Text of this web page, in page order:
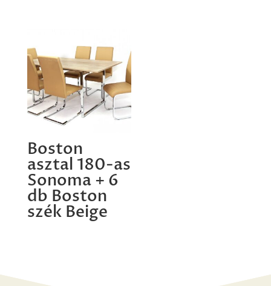
Boston
asztal 180-as
Sonoma + 6
db Boston
szék Beige